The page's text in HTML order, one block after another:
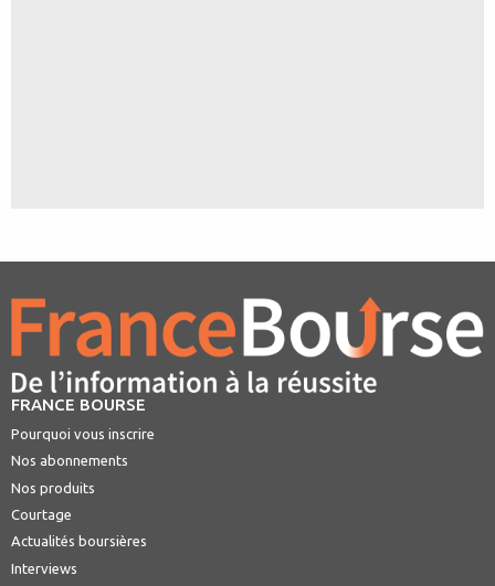
FRANCE BOURSE
Pourquoi vous inscrire
Nos abonnements
Nos produits
Courtage
Actualités boursières
Interviews